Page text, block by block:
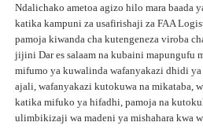
Ndalichako ametoa agizo hilo mara baada
katika kampuni za usafirishaji za FAA
pamoja kiwanda cha kutengeneza viroba
jijini Dar es salaam na kubaini mapungufu
mifumo ya kuwalinda wafanyakazi dhidi
ajali, wafanyakazi kutokuwa na mikataba,
katika mifuko ya hifadhi, pamoja na
ulimbikizaji wa madeni ya mishahara kwa